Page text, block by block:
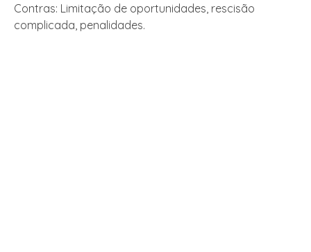
Contras: Limitação de oportunidades, rescisão
complicada, penalidades.